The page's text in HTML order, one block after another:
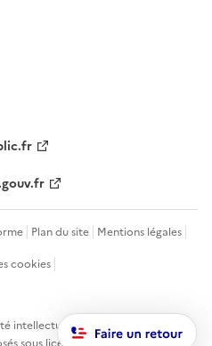
Plan du site Mentions légales
cookies
intellectuelle détenue par des tiers,